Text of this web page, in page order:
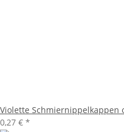
Violette Schmiernippelkappen
0,27 € *